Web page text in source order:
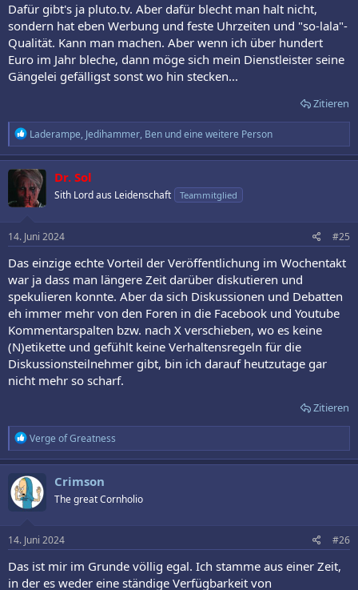
Dafür gibt's ja pluto.tv. Aber dafür blecht man halt nicht,
sondern hat eben Werbung und feste Uhrzeiten und "so-lala"-
Qualität. Kann man machen. Aber wenn ich über hundert
Euro im Jahr bleche, dann möge sich mein Dienstleister seine
Gängelei gefälligst sonst wo hin stecken...
Zitieren
R
e
a
k
t
i
o
e
n
Laderampe, Jedihammer, Ben und eine weitere Person
Dr. Sol
Sith Lord aus Leidenschaft Teammitglied
14. Juni 2024 #25
Das einzige echte Vorteil der Veröffentlichung im Wochentakt
war ja dass man längere Zeit darüber diskutieren und
spekulieren konnte. Aber da sich Diskussionen und Debatten
eh immer mehr von den Foren in die Facebook und Youtube
Kommentarspalten bzw. nach X verschieben, wo es keine
(N)etikette und gefühlt keine Verhaltensregeln für die
Diskussionsteilnehmer gibt, bin ich darauf heutzutage gar
nicht mehr so scharf.
Zitieren
R
e
a
k
i
o
e
n
Verge of Greatness
Crimson
The great Cornholio
14. Juni 2024 #26
Das ist mir im Grunde völlig egal. Ich stamme aus einer Zeit,
in der es weder eine ständige Verfügbarkeit von